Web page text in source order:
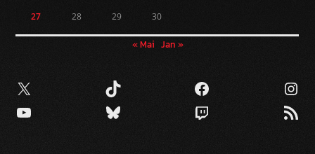
27 28 29 30
« Mai Jan »